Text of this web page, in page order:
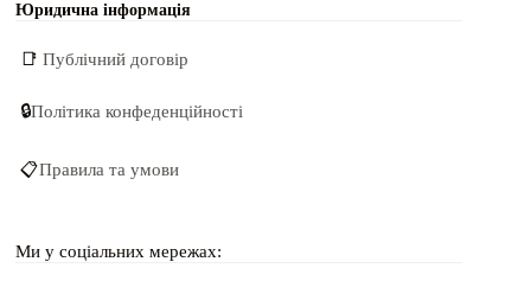
Юридична інформація
📑Публічний договір
🔒Політика конфеденційності
📋Правила та умови
Ми у соціальних мережах: